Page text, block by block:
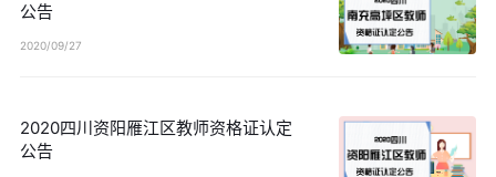
公告
2020/09/27
2020四川资阳雁江区教师资格证认定
公告